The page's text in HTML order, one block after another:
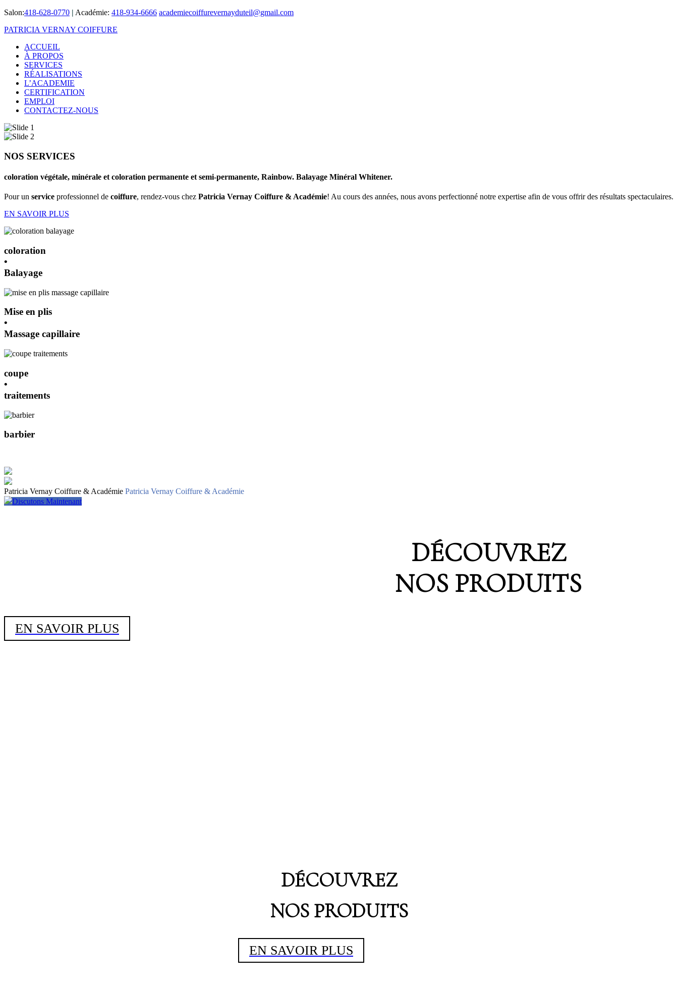
Salon:418-628-0770 | Académie: 418-934-6666 academiecoiffurevernayduteil@gmail.com
PATRICIA VERNAY COIFFURE
ACCUEIL
À PROPOS
SERVICES
RÉALISATIONS
L’ACADEMIE
CERTIFICATION
EMPLOI
CONTACTEZ-NOUS
NOS SERVICES
coloration végétale, minérale et coloration permanente et semi-permanente, Rainbow. Balayage Minéral Whitener.
Pour un service professionnel de coiffure, rendez-vous chez Patricia Vernay Coiffure & Académie! Au cours des années, nous avons perfectionné notre expertise afin de vous offrir des résultats spectaculaires.
EN SAVOIR PLUS
coloration
•
Balayage
Mise en plis
•
Massage capillaire
coupe
•
traitements
barbier
Patricia Vernay Coiffure & Académie Patricia Vernay Coiffure & Académie
Discutons Maintenant
DÉCOUVREZ
NOS PRODUITS
EN SAVOIR PLUS
DÉCOUVREZ
NOS PRODUITS
EN SAVOIR PLUS